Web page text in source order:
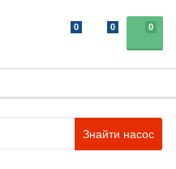
0
0 0
Знайти насос